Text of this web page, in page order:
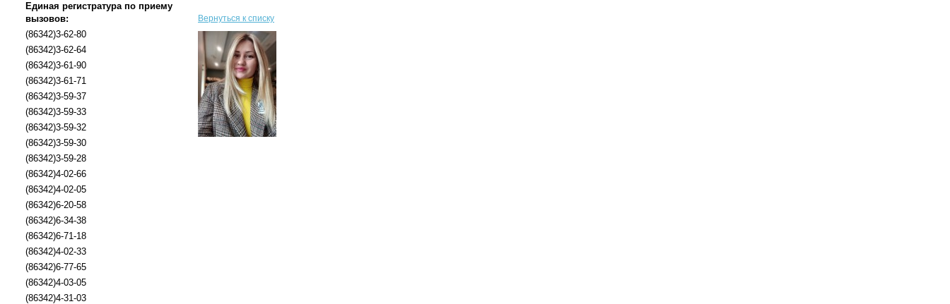
Единая регистратура по приему
вызовов:
(86342)3-62-80
(86342)3-62-64
(86342)3-61-90
(86342)3-61-71
(86342)3-59-37
(86342)3-59-33
(86342)3-59-32
(86342)3-59-30
(86342)3-59-28
(86342)4-02-66
(86342)4-02-05
(86342)6-20-58
(86342)6-34-38
(86342)6-71-18
(86342)4-02-33
(86342)6-77-65
(86342)4-03-05
(86342)4-31-03
Вернуться к списку